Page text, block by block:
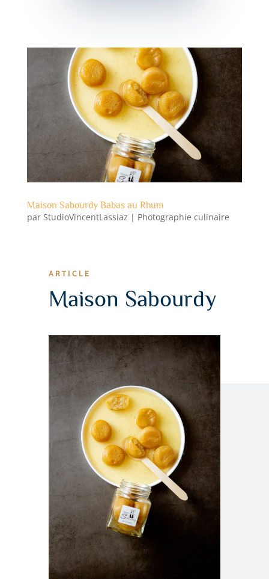
Maison Sabourdy Babas au Rhum
par StudioVincentLassiaz | Photographie culinaire
ARTICLE
Maison Sabourdy